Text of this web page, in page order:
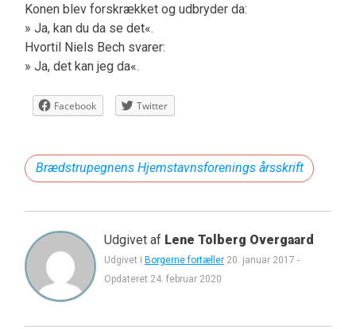
Konen blev forskrækket og udbryder da:
» Ja, kan du da se det«.
Hvortil Niels Bech svarer:
» Ja, det kan jeg da«.
Facebook Twitter
Brædstrupegnens Hjemstavnsforenings årsskrift
Udgivet af Lene Tolberg Overgaard
Udgivet i Borgerne fortæller 20. januar 2017 -
Opdateret 24. februar 2020